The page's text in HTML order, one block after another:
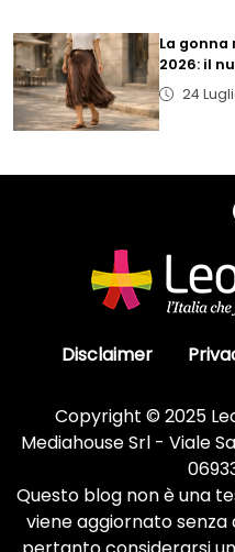
La
2026: il
24
Disclaimer
Copyright © 2025
Mediahouse Srl - Viale
Questo blog non è una
viene aggiornato